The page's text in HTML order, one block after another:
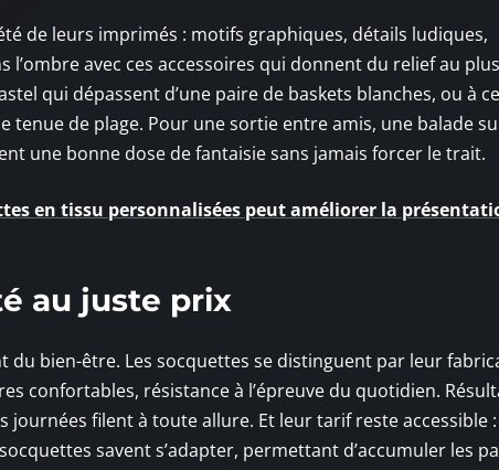
de leurs imprimés : motifs graphiques, détails ludiques,
avec ces accessoires qui donnent du relief au
qui dépassent d’une paire de baskets blanches, ou à
tenue de plage. Pour une sortie entre amis, une balade
une bonne dose de fantaisie sans jamais forcer le trait.
en tissu personnalisées peut améliorer la
au juste prix
du bien-être. Les socquettes se distinguent par leur
confortables, résistance à l’épreuve du quotidien.
journées filent à toute allure. Et leur tarif reste accessible
savent s’adapter, permettant d’accumuler les